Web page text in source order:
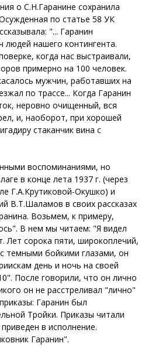
о С.Н.Гаранине сохранила
по статье 58 УК
"... Гаранин
людей нашего контингента.
когда нас выстраивали,
примерно на 100 человек.
мужчин, работавших на
по трассе... Когда Гаранин
неровно очищенный, вся
и, наоборот, при хорошей
стаканчик вина с
воспоминаниями, но
в конце лета 1937 г. (через
Г.А.Крутиковой-Окушко) и
В.Т.Шаламов в своих рассказах
Возьмем, к примеру,
В нем мы читаем: "Я видел
Лет сорока пяти, широкоплечий,
темными бойкими глазами, он
день и ночь на своей
После говорили, что он лично
он не расстреливал "лично"
Гаранин был
Тройки. Приказы читали
в исполнение.
Гаранин".